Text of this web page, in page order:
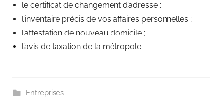
le certificat de changement d’adresse ;
l’inventaire précis de vos affaires personnelles ;
l’attestation de nouveau domicile ;
l’avis de taxation de la métropole.
Entreprises